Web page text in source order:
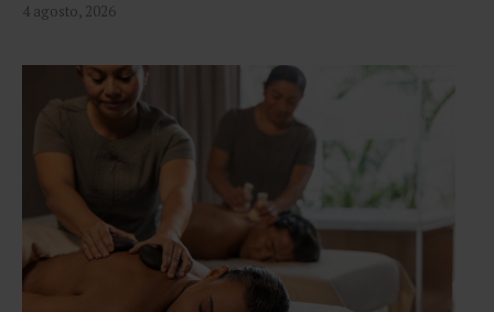
4 agosto, 2026